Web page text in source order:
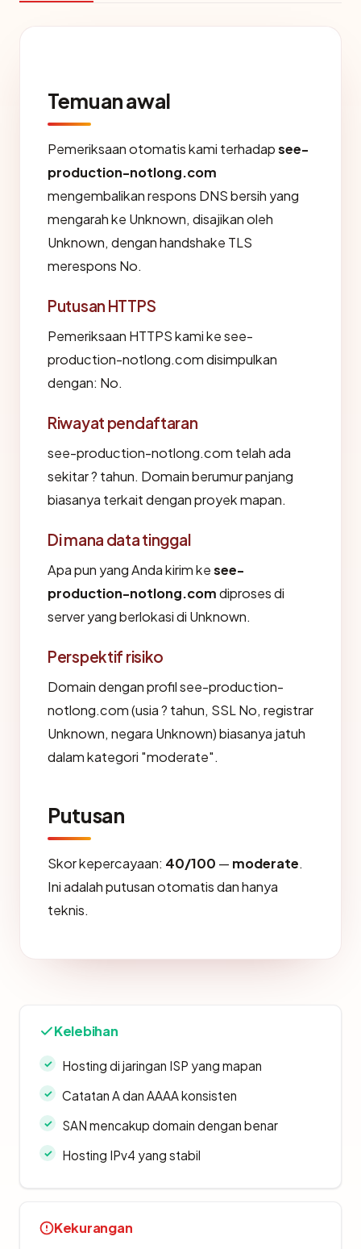
Temuan awal
Pemeriksaan otomatis kami terhadapsee-
production-notlong.com
mengembalikan respons DNS bersih yang
mengarah ke Unknown, disajikan oleh
Unknown, dengan handshake TLS
merespons No.
Putusan HTTPS
Pemeriksaan HTTPS kami ke see-
production-notlong.com disimpulkan
dengan: No.
Riwayat pendaftaran
see-production-notlong.com telah ada
sekitar ? tahun. Domain berumur panjang
biasanya terkait dengan proyek mapan.
Di mana data tinggal
Apa pun yang Anda kirim kesee-
production-notlong.comdiproses di
server yang berlokasi di Unknown.
Perspektif risiko
Domain dengan profil see-production-
notlong.com (usia ? tahun, SSL No, registrar
Unknown, negara Unknown) biasanya jatuh
dalam kategori "moderate".
Putusan
Skor kepercayaan: 40/100 — moderate.
Ini adalah putusan otomatis dan hanya
teknis.
Kelebihan
Hosting di jaringan ISP yang mapan
Catatan A dan AAAA konsisten
SAN mencakup domain dengan benar
Hosting IPv4 yang stabil
Kekurangan